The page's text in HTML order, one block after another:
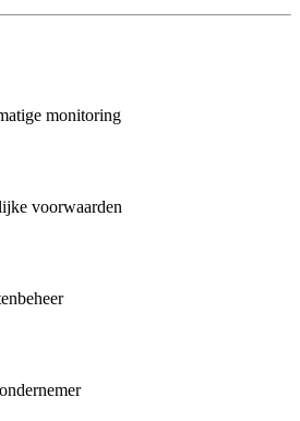
monitoring
voorwaarden